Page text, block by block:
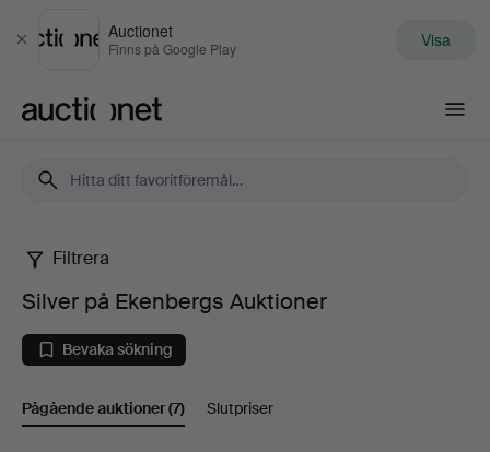
Stäng
Auctionet
Finns på Google Play Visa
Silver
på
Ekenbergs
Auktioner
Filtrera
Silver på Ekenbergs Auktioner
Bevaka sökning
Pågående auktioner(7) Slutpriser